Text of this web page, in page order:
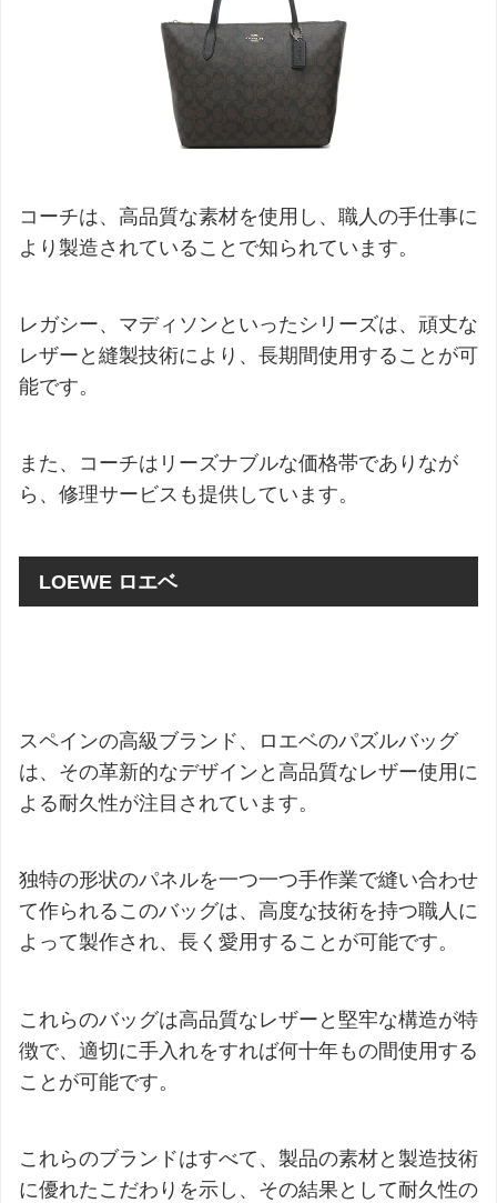
コーチは、高品質な素材を使用し、職人の手仕事に
より製造されていることで知られています。
レガシー、マディソンといったシリーズは、頑丈な
レザーと縫製技術により、長期間使用することが可
能です。
また、コーチはリーズナブルな価格帯でありなが
ら、修理サービスも提供しています。
LOEWE ロエベ
スペインの高級ブランド、ロエベのパズルバッグ
は、その革新的なデザインと高品質なレザー使用に
よる耐久性が注目されています。
独特の形状のパネルを一つ一つ手作業で縫い合わせ
て作られるこのバッグは、高度な技術を持つ職人に
よって製作され、長く愛用することが可能です。
これらのバッグは高品質なレザーと堅牢な構造が特
徴で、適切に手入れをすれば何十年もの間使用する
ことが可能です。
これらのブランドはすべて、製品の素材と製造技術
に優れたこだわりを示し、その結果として耐久性の